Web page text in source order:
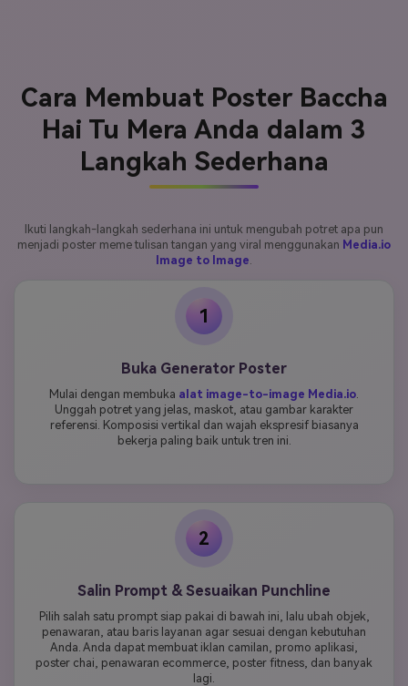
Cara Membuat Poster Baccha
Hai Tu Mera Anda dalam 3
Langkah Sederhana
Ikuti langkah-langkah sederhana ini untuk mengubah potret apa pun
menjadi poster meme tulisan tangan yang viral menggunakan Media.io
Image to Image.
1
Buka Generator Poster
Mulai dengan membuka alat image-to-image Media.io.
Unggah potret yang jelas, maskot, atau gambar karakter
referensi. Komposisi vertikal dan wajah ekspresif biasanya
bekerja paling baik untuk tren ini.
2
Salin Prompt & Sesuaikan Punchline
Pilih salah satu prompt siap pakai di bawah ini, lalu ubah objek,
penawaran, atau baris layanan agar sesuai dengan kebutuhan
Anda. Anda dapat membuat iklan camilan, promo aplikasi,
poster chai, penawaran ecommerce, poster fitness, dan banyak
lagi.